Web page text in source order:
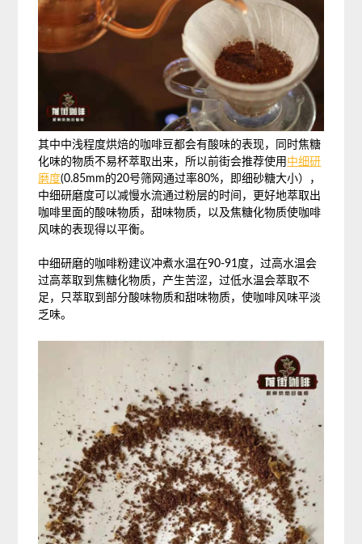
其中中浅程度烘焙的咖啡豆都会有酸味的表现，同时焦糖
化味的物质不易杯萃取出来，所以前街会推荐使用 中细研
磨度(0.85mm的20号筛网通过率80%，即细砂糖大小），
中细研磨度可以减慢水流通过粉层的时间，更好地萃取出
咖啡里面的酸味物质，甜味物质，以及焦糖化物质使咖啡
风味的表现得以平衡。
中细研磨的咖啡粉建议冲煮水温在90-91度，过高水温会
过高萃取到焦糖化物质，产生苦涩，过低水温会萃取不
足，只萃取到部分酸味物质和甜味物质，使咖啡风味平淡
乏味。